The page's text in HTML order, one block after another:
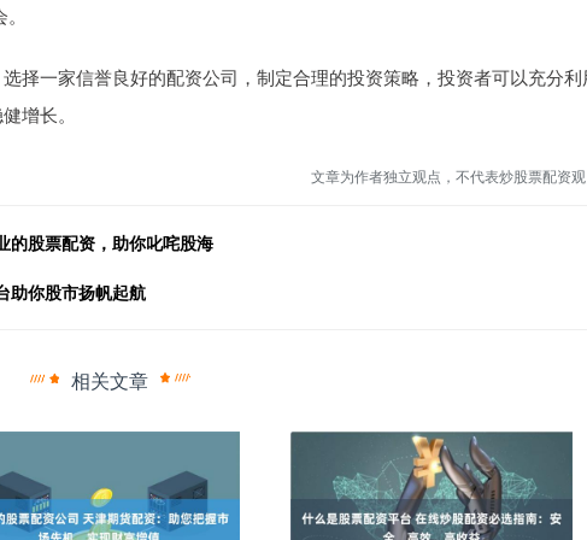
择一家信誉良好的配资公司，制定合理的投资策略，投资者可以充分利
增长。
文章为作者独立观点，不代表炒股票配资
的股票配资，助你叱咤股海
助你股市扬帆起航
相关文章